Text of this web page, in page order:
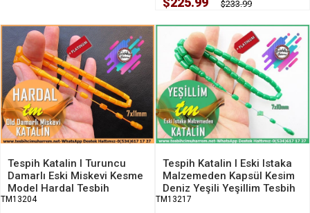
$233.99
Tespih Katalin I Turuncu
Damarlı Eski Miskevi Kesme
Model Hardal Tesbih
TM13204
Tespih Katalin I Eski Istaka
Malzemeden Kapsül Kesim
Deniz Yeşili Yeşillim Tesbih
TM13217